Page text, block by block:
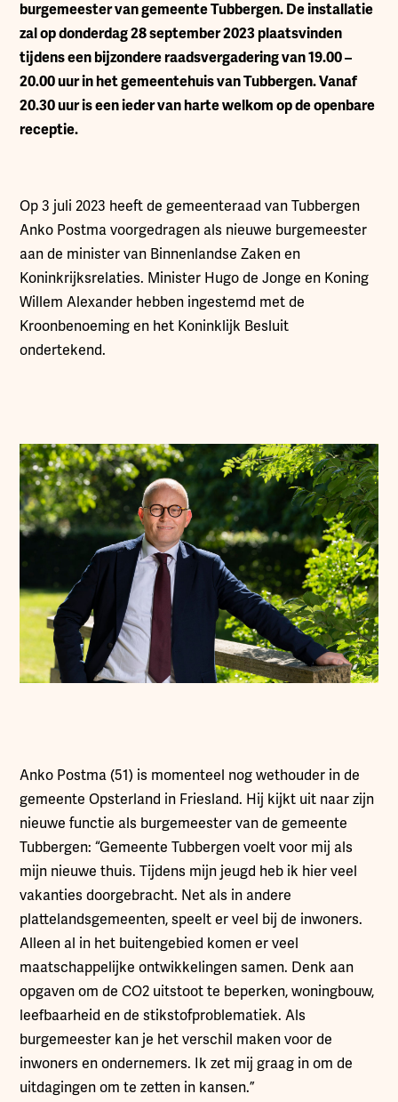
burgemeester van gemeente Tubbergen. De installatie
zal op donderdag 28 september 2023 plaatsvinden
tijdens een bijzondere raadsvergadering van 19.00 –
20.00 uur in het gemeentehuis van Tubbergen. Vanaf
20.30 uur is een ieder van harte welkom op de openbare
receptie.
Op 3 juli 2023 heeft de gemeenteraad van Tubbergen
Anko Postma voorgedragen als nieuwe burgemeester
aan de minister van Binnenlandse Zaken en
Koninkrijksrelaties. Minister Hugo de Jonge en Koning
Willem Alexander hebben ingestemd met de
Kroonbenoeming en het Koninklijk Besluit
ondertekend.
Anko Postma (51) is momenteel nog wethouder in de
gemeente Opsterland in Friesland. Hij kijkt uit naar zijn
nieuwe functie als burgemeester van de gemeente
Tubbergen: “Gemeente Tubbergen voelt voor mij als
mijn nieuwe thuis. Tijdens mijn jeugd heb ik hier veel
vakanties doorgebracht. Net als in andere
plattelandsgemeenten, speelt er veel bij de inwoners.
Alleen al in het buitengebied komen er veel
maatschappelijke ontwikkelingen samen. Denk aan
opgaven om de CO2 uitstoot te beperken, woningbouw,
leefbaarheid en de stikstofproblematiek. Als
burgemeester kan je het verschil maken voor de
inwoners en ondernemers. Ik zet mij graag in om de
uitdagingen om te zetten in kansen.”